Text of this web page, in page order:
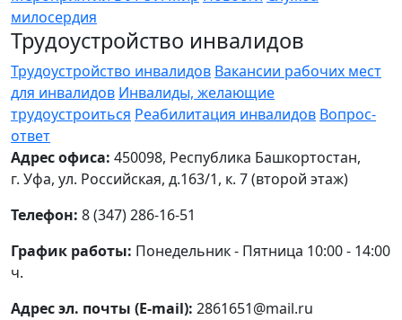
милосердия
Трудоустройство инвалидов
Трудоустройство инвалидов Вакансии рабочих мест
для инвалидов Инвалиды, желающие
трудоустроиться Реабилитация инвалидов Вопрос-
ответ
Адрес офиса: 450098, Республика Башкортостан,
г. Уфа, ул. Российская, д.163/1, к. 7 (второй этаж)
Телефон: 8 (347) 286-16-51
График работы: Понедельник - Пятница 10:00 - 14:00
ч.
Адрес эл. почты (E-mail): 2861651@mail.ru